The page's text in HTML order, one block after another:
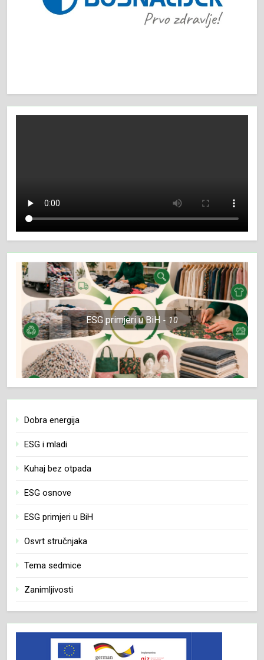
ESG primjeri u BiH 10
Dobra energija
ESG i mladi
Kuhaj bez otpada
ESG osnove
ESG primjeri u BiH
Osvrt stručnjaka
Tema sedmice
Zanimljivosti